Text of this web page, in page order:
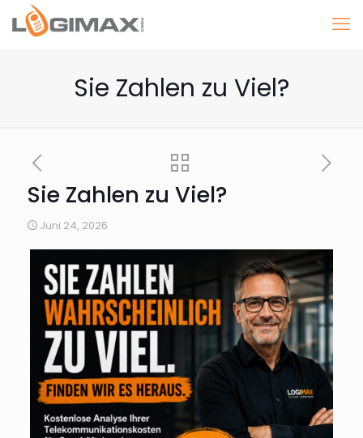
Sie Zahlen zu Viel?
Sie Zahlen zu Viel?
Juni 24, 2026